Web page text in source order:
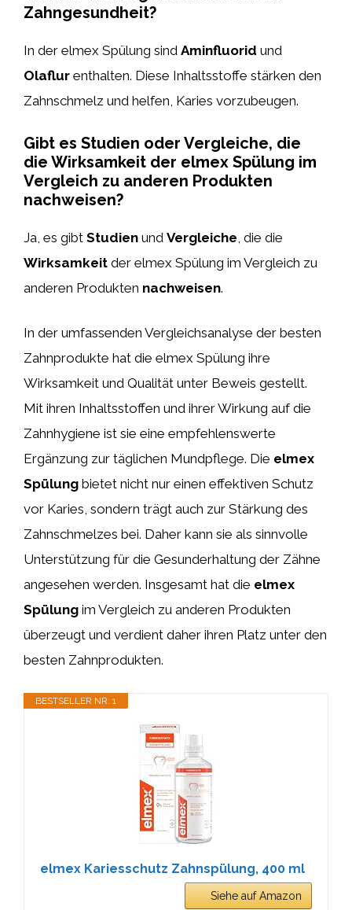
Zahngesundheit?
In der elmex Spülung sind Aminfluorid und
Olaflur enthalten. Diese Inhaltsstoffe stärken den
Zahnschmelz und helfen, Karies vorzubeugen.
Gibt es Studien oder Vergleiche, die
die Wirksamkeit der elmex Spülung im
Vergleich zu anderen Produkten
nachweisen?
Ja, es gibt Studien und Vergleiche , die die
Wirksamkeit der elmex Spülung im Vergleich zu
anderen Produkten nachweisen.
In der umfassenden Vergleichsanalyse der besten
Zahnprodukte hat die elmex Spülung ihre
Wirksamkeit und Qualität unter Beweis gestellt.
Mit ihren Inhaltsstoffen und ihrer Wirkung auf die
Zahnhygiene ist sie eine empfehlenswerte
Ergänzung zur täglichen Mundpflege. Die elmex
Spülung bietet nicht nur einen effektiven Schutz
vor Karies, sondern trägt auch zur Stärkung des
Zahnschmelzes bei. Daher kann sie als sinnvolle
Unterstützung für die Gesunderhaltung der Zähne
angesehen werden. Insgesamt hat die elmex
Spülung im Vergleich zu anderen Produkten
überzeugt und verdient daher ihren Platz unter den
besten Zahnprodukten.
BESTSELLER NR. 1
elmex Kariesschutz Zahnspülung, 400 ml
Siehe auf Amazon